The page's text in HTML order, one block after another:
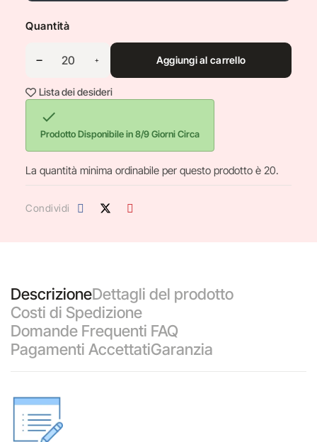
Quantità
Aggiungi al carrello
Lista dei desideri

Prodotto Disponibile in 8/9 Giorni Circa
La quantità minima ordinabile per questo prodotto è 20.
Condividi
DescrizioneDettagli del prodotto
Costi di Spedizione
Domande Frequenti FAQ
Pagamenti AccettatiGaranzia